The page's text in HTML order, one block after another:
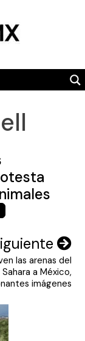
las arenas del
Sahara a México,
imágenes